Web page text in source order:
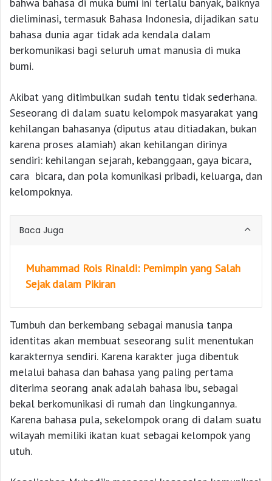
dieliminasi, termasuk Bahasa Indonesia, dijadikan satu
bahasa dunia agar tidak ada kendala dalam
berkomunikasi bagi seluruh umat manusia di muka
bumi.
Akibat yang ditimbulkan sudah tentu tidak sederhana.
Seseorang di dalam suatu kelompok masyarakat yang
kehilangan bahasanya (diputus atau ditiadakan, bukan
karena proses alamiah) akan kehilangan dirinya
sendiri: kehilangan sejarah, kebanggaan, gaya bicara,
cara bicara, dan pola komunikasi pribadi, keluarga, dan
kelompoknya.
Baca Juga
Muhammad Rois Rinaldi: Pemimpin yang Salah
Sejak dalam Pikiran
Tumbuh dan berkembang sebagai manusia tanpa
identitas akan membuat seseorang sulit menentukan
karakternya sendiri. Karena karakter juga dibentuk
melalui bahasa dan bahasa yang paling pertama
diterima seorang anak adalah bahasa ibu, sebagai
bekal berkomunikasi di rumah dan lingkungannya.
Karena bahasa pula, sekelompok orang di dalam suatu
wilayah memiliki ikatan kuat sebagai kelompok yang
utuh.